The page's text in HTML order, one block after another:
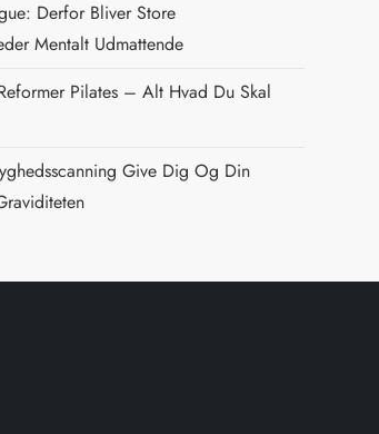
Derfor Bliver Store
Mentalt Udmattende
Pilates – Alt Hvad Du Skal
Give Dig Og Din